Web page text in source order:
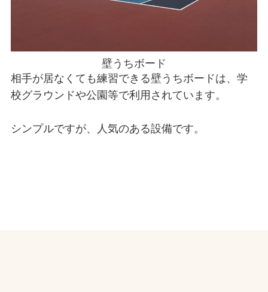
壁うちボード
相手が居なくても練習できる壁うちボードは、学
校グラウンドや公園等で利用されています。
シンプルですが、人気のある設備です。